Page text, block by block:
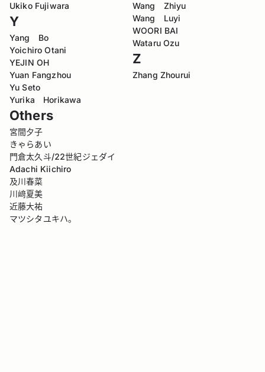
Ukiko Fujiwara
Y
Yang Bo
Yoichiro Otani
YEJIN OH
Yuan Fangzhou
Yu Seto
Yurika Horikawa
Others
宮間夕子
きゃらあい
門倉太久斗/22世紀ジェダイ
Adachi Kiichiro
及川春菜
川﨑夏美
近藤大祐
マツシタユキハ。
Wang Zhiyu
Wang Luyi
WOORI BAI
Wataru Ozu
Z
Zhang Zhourui